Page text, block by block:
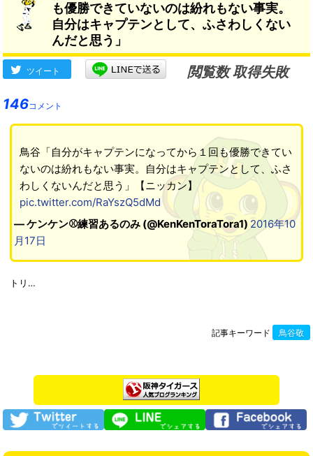
も優勝できていないのは紛れもない事実。
自分はキャプテンとして、ふさわしくない
んだと思う」
ツイート
閲覧数 取得失敗
146コメント
鳥谷「自分がキャプテンになってから１回も優勝できてい
ないのは紛れもない事実。自分はキャプテンとして、ふさ
わしくないんだと思う」【ニッカン】
pic.twitter.com/RaYszQ5dMd
— ケンケン⚾練習あるのみ (@KenKenToraTora1) 2016年10
月17日
トリ…
記事キーワード 鳥谷敬